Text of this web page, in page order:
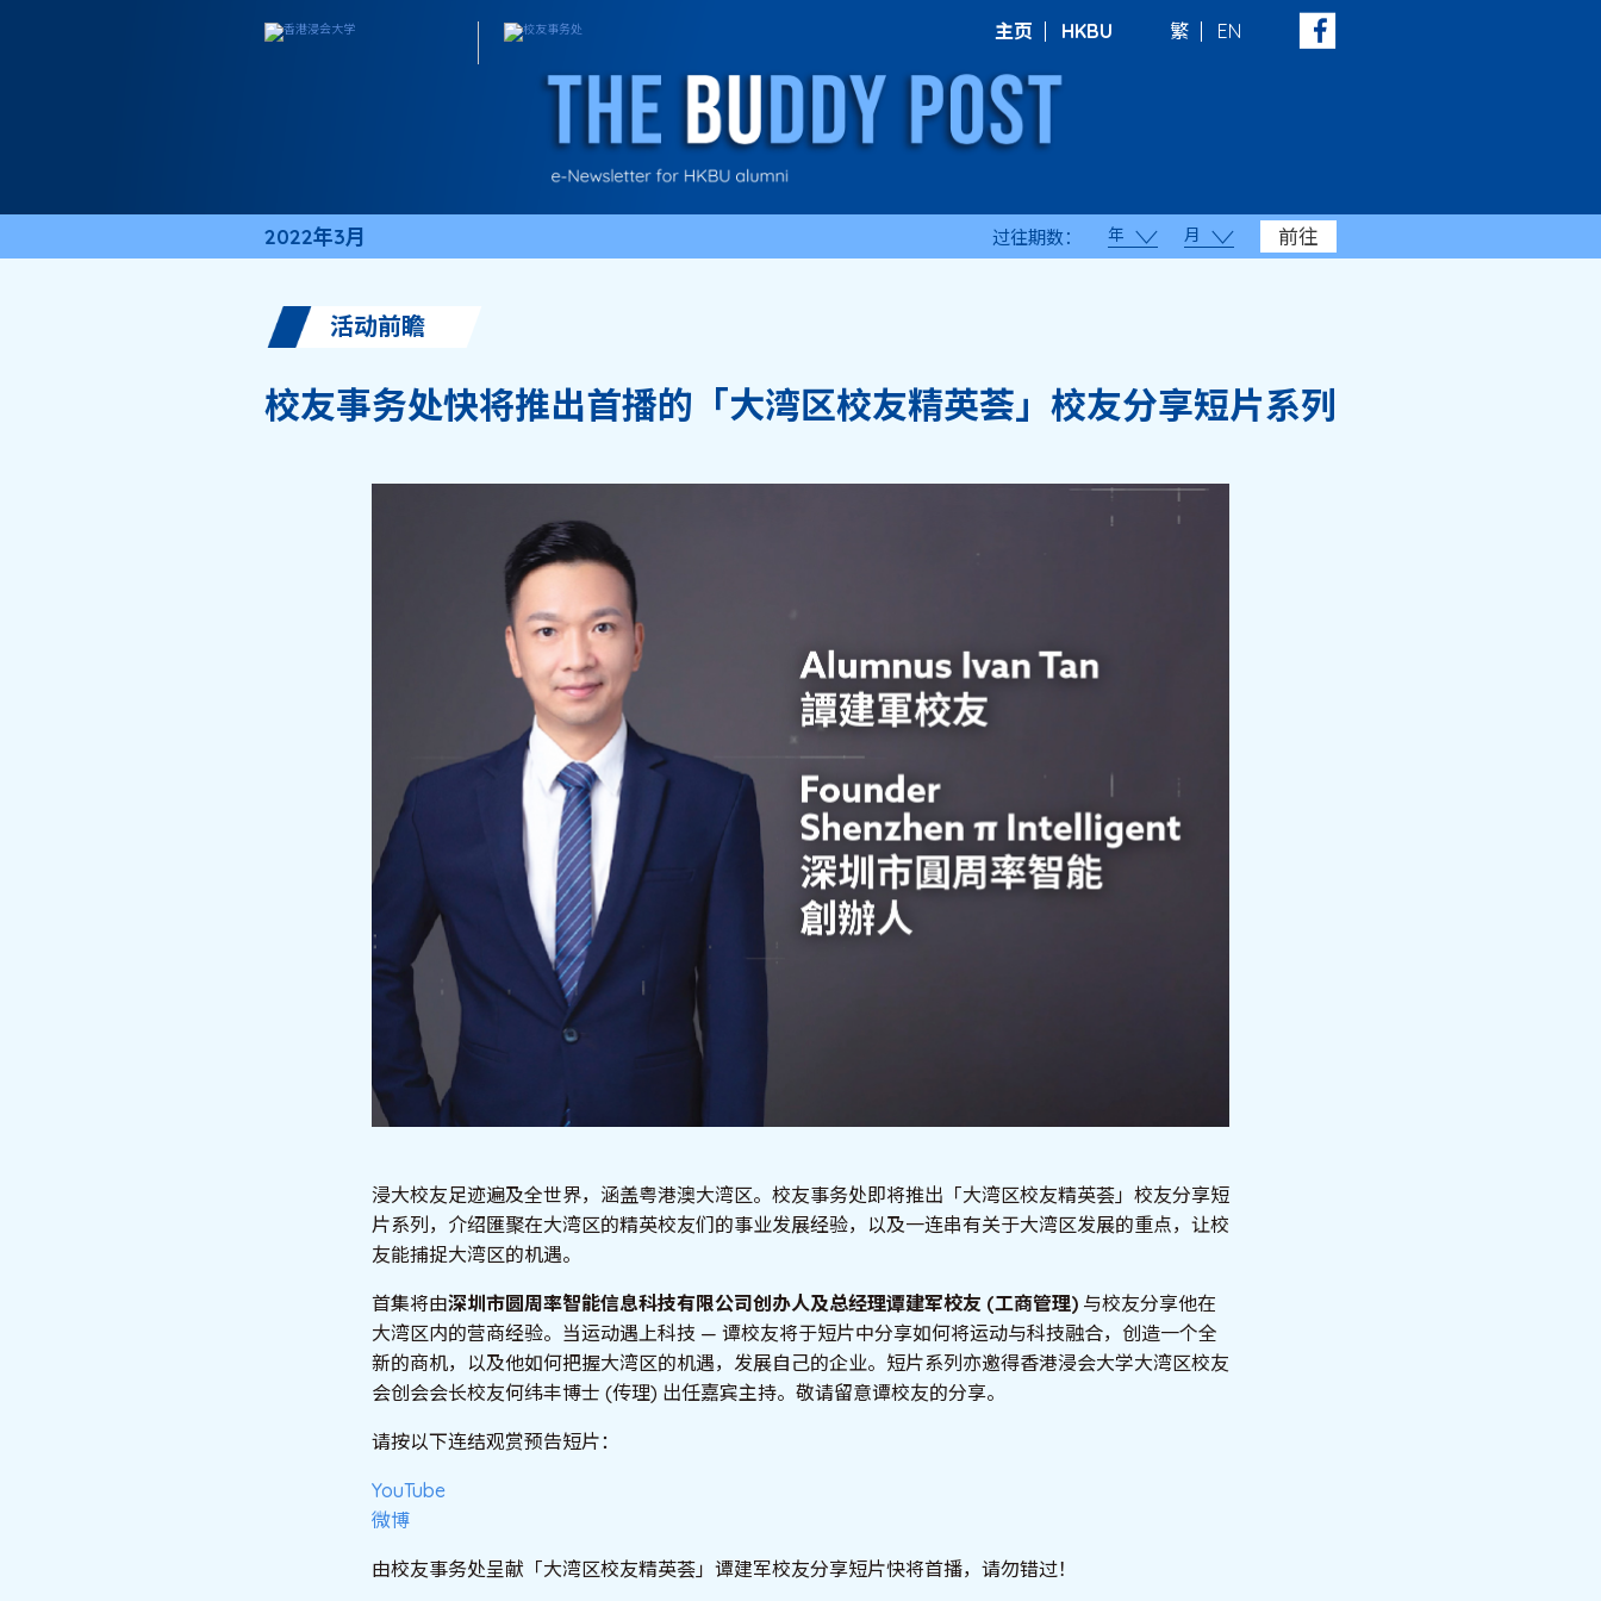
主页 HKBU 繁 EN
2022年3月 过往期数： 年 月 前往
活动前瞻
校友事务处快将推出首播的「大湾区校友精英荟」校友分享短片系列
浸大校友足迹遍及全世界，涵盖粤港澳大湾区。校友事务处即将推出「大湾区校友精英荟」校友分享短
片系列，介绍匯聚在大湾区的精英校友们的事业发展经验，以及一连串有关于大湾区发展的重点，让校
友能捕捉大湾区的机遇。
首集将由深圳市圆周率智能信息科技有限公司创办人及总经理谭建军校友 (工商管理) 与校友分享他在
大湾区内的营商经验。当运动遇上科技 — 谭校友将于短片中分享如何将运动与科技融合，创造一个全
新的商机，以及他如何把握大湾区的机遇，发展自己的企业。短片系列亦邀得香港浸会大学大湾区校友
会创会会长校友何纬丰博士 (传理) 出任嘉宾主持。敬请留意谭校友的分享。
请按以下连结观赏预告短片：
YouTube
微博
由校友事务处呈献「大湾区校友精英荟」谭建军校友分享短片快将首播，请勿错过！